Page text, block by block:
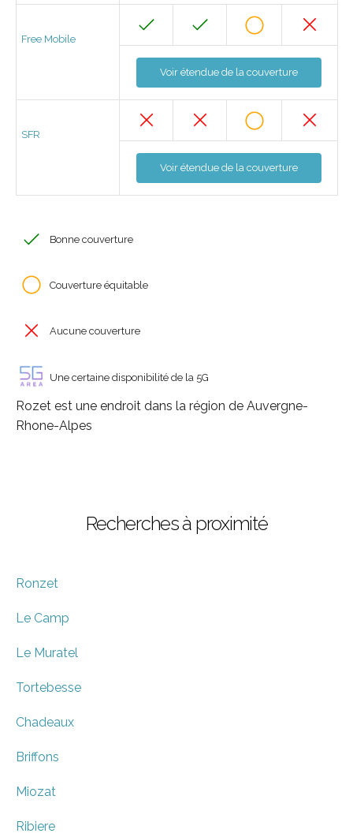
Free Mobile
Voir étendue de la couverture
SFR
Voir étendue de la couverture
Bonne couverture
Couverture équitable
Aucune couverture
Une certaine disponibilité de la 5G
Rozet est une endroit dans la région de Auvergne-
Rhone-Alpes
Recherches à proximité
Ronzet
Le Camp
Le Muratel
Tortebesse
Chadeaux
Briffons
Miozat
Ribiere